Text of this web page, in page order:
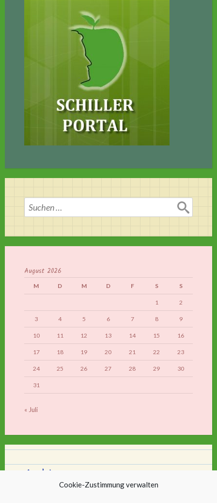
Cookie-Zustimmung verwalten
Suchen
nach:
August 2026
M D M D F S S
1 2
3 4 5 6 7 8 9
10 11 12 13 14 15 16
17 18 19 20 21 22 23
24 25 26 27 28 29 30
31
« Juli
Archiv